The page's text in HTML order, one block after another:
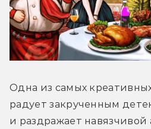
Одна из самых
радует закрученным
и раздражает